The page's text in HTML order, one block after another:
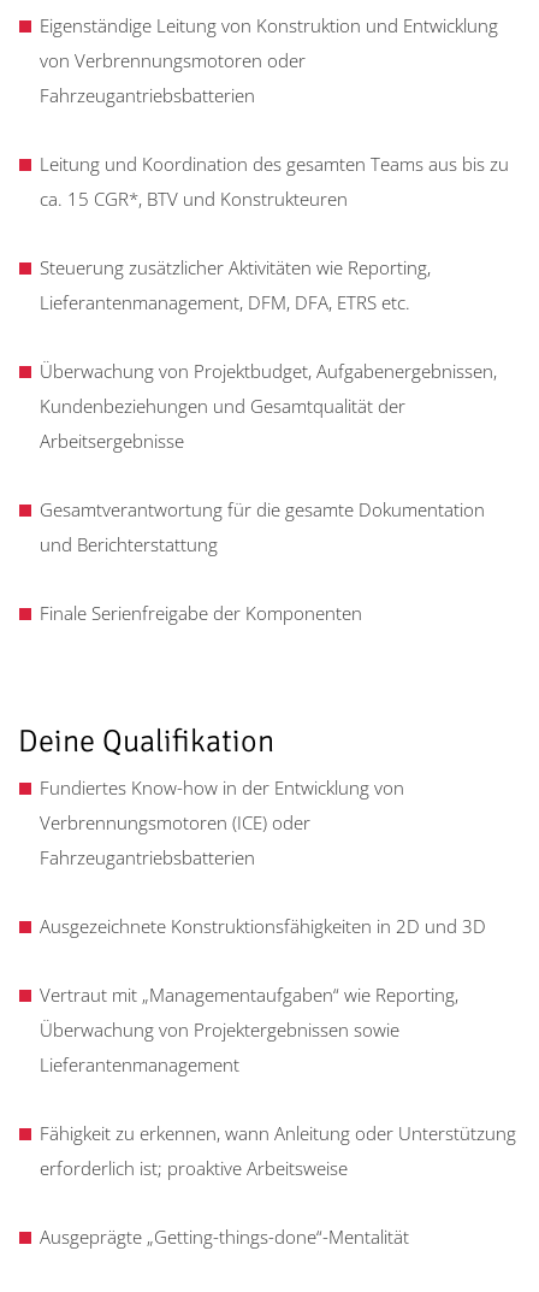
Eigenständige Leitung von Konstruktion und Entwicklung
von Verbrennungsmotoren oder
Fahrzeugantriebsbatterien
Leitung und Koordination des gesamten Teams aus bis zu
ca. 15 CGR*, BTV und Konstrukteuren
Steuerung zusätzlicher Aktivitäten wie Reporting,
Lieferantenmanagement, DFM, DFA, ETRS etc.
Überwachung von Projektbudget, Aufgabenergebnissen,
Kundenbeziehungen und Gesamtqualität der
Arbeitsergebnisse
Gesamtverantwortung für die gesamte Dokumentation
und Berichterstattung
Finale Serienfreigabe der Komponenten
Deine Qualifikation
Fundiertes Know-how in der Entwicklung von
Verbrennungsmotoren (ICE) oder
Fahrzeugantriebsbatterien
Ausgezeichnete Konstruktionsfähigkeiten in 2D und 3D
Vertraut mit „Managementaufgaben“ wie Reporting,
Überwachung von Projektergebnissen sowie
Lieferantenmanagement
Fähigkeit zu erkennen, wann Anleitung oder Unterstützung
erforderlich ist; proaktive Arbeitsweise
Ausgeprägte „Getting-things-done“-Mentalität